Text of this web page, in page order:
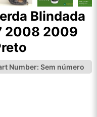
Blindada
2008 2009
Number: Sem número